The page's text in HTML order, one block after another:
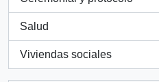
, 3 resultados
Salud
, 2 resultados
Viviendas sociales
, 2 resultados